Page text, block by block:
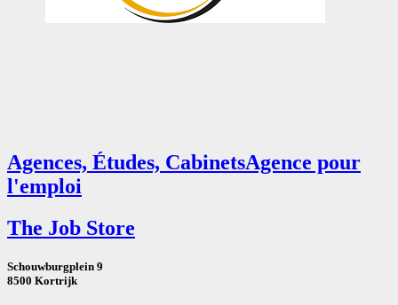
Agences, Études, CabinetsAgence pour
l'emploi
The Job Store
Schouwburgplein 9
8500 Kortrijk